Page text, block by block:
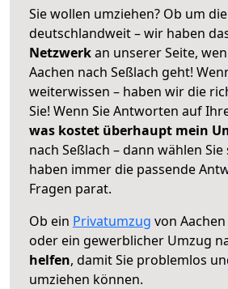
Sie wollen umziehen? Ob um
deutschlandweit – wir haben
Netzwerkan unserer Seite,
Aachen nach Seßlach geht!
weiterwissen – haben wir die
Sie! Wenn Sie Antworten auf
was kostet überhaupt mein
nach Seßlach – dann wählen
haben immer die passende
Fragen parat.
Ob ein Privatumzug von
oder ein gewerblicher Umzug
helfen, damit Sie problemlos
umziehen können.